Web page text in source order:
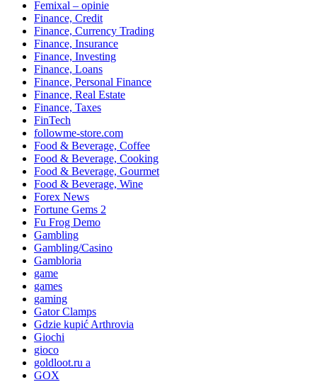
Femixal – opinie
Finance, Credit
Finance, Currency Trading
Finance, Insurance
Finance, Investing
Finance, Loans
Finance, Personal Finance
Finance, Real Estate
Finance, Taxes
FinTech
followme-store.com
Food & Beverage, Coffee
Food & Beverage, Cooking
Food & Beverage, Gourmet
Food & Beverage, Wine
Forex News
Fortune Gems 2
Fu Frog Demo
Gambling
Gambling/Casino
Gambloria
game
games
gaming
Gator Clamps
Gdzie kupić Arthrovia
Giochi
gioco
goldloot.ru a
GOX